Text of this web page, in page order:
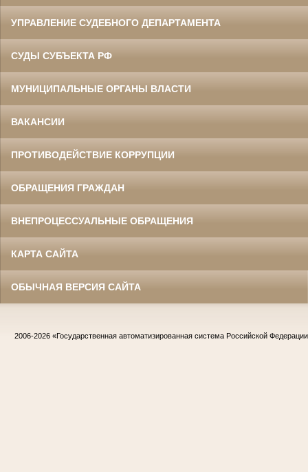
УПРАВЛЕНИЕ СУДЕБНОГО ДЕПАРТАМЕНТА
СУДЫ СУБЪЕКТА РФ
МУНИЦИПАЛЬНЫЕ ОРГАНЫ ВЛАСТИ
ВАКАНСИИ
ПРОТИВОДЕЙСТВИЕ КОРРУПЦИИ
ОБРАЩЕНИЯ ГРАЖДАН
ВНЕПРОЦЕССУАЛЬНЫЕ ОБРАЩЕНИЯ
КАРТА САЙТА
ОБЫЧНАЯ ВЕРСИЯ САЙТА
2006-2026 «Государственная автоматизированная система Российской